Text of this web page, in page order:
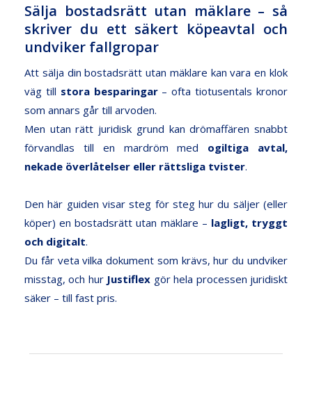
Sälja bostadsrätt utan mäklare – så
skriver du ett säkert köpeavtal och
undviker fallgropar
Att sälja din bostadsrätt utan mäklare kan vara en klok
väg till stora besparingar– ofta tiotusentals kronor
som annars går till arvoden.
Men utan rätt juridisk grund kan drömaffären snabbt
förvandlas till en mardröm med ogiltiga avtal,
nekade överlåtelser eller rättsliga tvister.
Den här guiden visar steg för steg hur du säljer (eller
köper) en bostadsrätt utan mäklare – lagligt, tryggt
och digitalt.
Du får veta vilka dokument som krävs, hur du undviker
misstag, och hur Justiflex gör hela processen juridiskt
säker – till fast pris.
fallgropar